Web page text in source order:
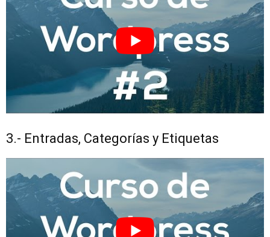
3.- Entradas, Categorías y Etiquetas